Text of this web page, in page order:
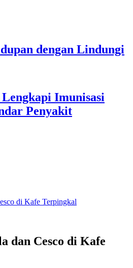
dengan Lindungi
Imunisasi
Penyakit
dan Cesco di Kafe